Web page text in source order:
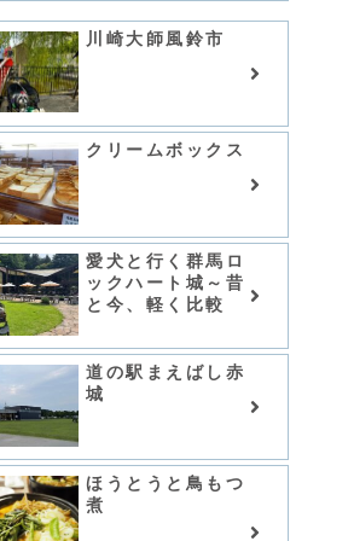
川崎大師風鈴市
クリームボックス
愛犬と行く群馬ロ
ックハート城～昔
と今、軽く比較
道の駅まえばし赤
城
ほうとうと鳥もつ
煮